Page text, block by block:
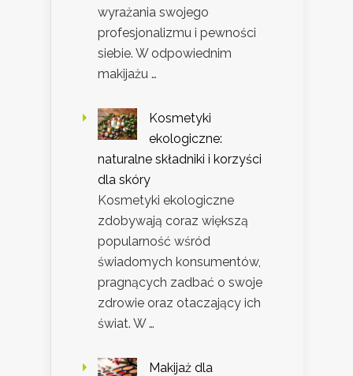
wyrażania swojego
profesjonalizmu i pewności
siebie. W odpowiednim
makijażu …
Kosmetyki
ekologiczne:
naturalne składniki i korzyści
dla skóry
Kosmetyki ekologiczne
zdobywają coraz większą
popularność wśród
świadomych konsumentów,
pragnących zadbać o swoje
zdrowie oraz otaczający ich
świat. W …
Makijaż dla